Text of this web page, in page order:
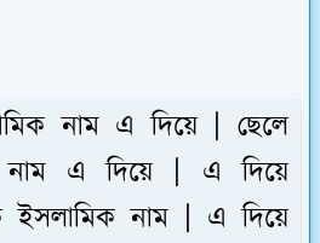
নাম এ দিয়ে | ছেলে
নাম এ দিয়ে | এ দিয়ে
ইসলামিক নাম | এ দিয়ে